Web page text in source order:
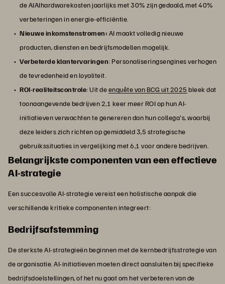
de AIAIhardwarekosten jaarlijks met 30% zijn gedaald, met 40%
verbeteringen in energie-efficiëntie.
Nieuwe inkomstenstromen: AI maakt volledig nieuwe
producten, diensten en bedrijfsmodellen mogelijk.
Verbeterde klantervaringen: Personaliseringsengines verhogen
de tevredenheid en loyaliteit.
ROI-realiteitscontrole: Uit deenquête van BCG uit 2025 bleek dat
toonaangevende bedrijven 2,1 keer meer ROI op hun AI-
initiatieven verwachten te genereren dan hun collega's, waarbij
deze leiders zich richten op gemiddeld 3,5 strategische
gebruikssituaties in vergelijking met 6,1 voor andere bedrijven.
Belangrijkste componenten van een effectieve
AI-strategie
Een succesvolle AI-strategie vereist een holistische aanpak die
verschillende kritieke componenten integreert:
Bedrijfsafstemming
De sterkste AI-strategieën beginnen met de kernbedrijfsstrategie van
de organisatie. AI-initiatieven moeten direct aansluiten bij specifieke
bedrijfsdoelstellingen, of het nu gaat om het verbeteren van de